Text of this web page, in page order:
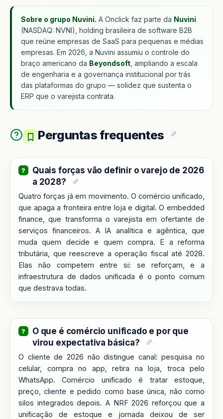
Sobre o grupo Nuvini. A Onclick faz parte da Nuvini
(NASDAQ: NVNI), holding brasileira de software B2B
que reúne empresas de SaaS para pequenas e médias
empresas. Em 2026, a Nuvini assumiu o controle do
braço americano da Beyondsoft , ampliando a escala
de engenharia e a governança institucional por trás
das plataformas do grupo — solidez que sustenta o
ERP que o varejista contrata.
Perguntas frequentes
Quais forças vão definir o varejo de 2026
a 2028?
Quatro forças já em movimento. O comércio unificado,
que apaga a fronteira entre loja e digital. O embedded
finance, que transforma o varejista em ofertante de
serviços financeiros. A IA analítica e agêntica, que
muda quem decide e quem compra. E a reforma
tributária, que reescreve a operação fiscal até 2028.
Elas não competem entre si: se reforçam, e a
infraestrutura de dados unificada é o ponto comum
que destrava todas.
O que é comércio unificado e por que
virou expectativa básica?
O cliente de 2026 não distingue canal: pesquisa no
celular, compra no app, retira na loja, troca pelo
WhatsApp. Comércio unificado é tratar estoque,
preço, cliente e pedido como base única, não como
silos integrados depois. A NRF 2026 reforçou que a
unificação de estoque e jornada deixou de ser